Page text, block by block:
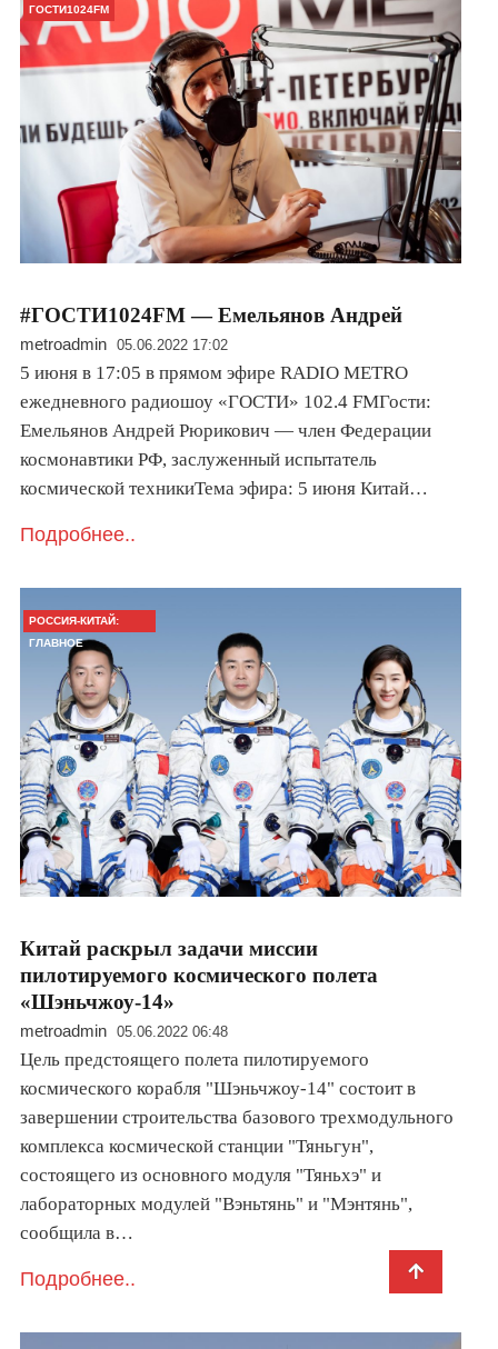
ГОСТИ1024FM
#ГОСТИ1024FM — Емельянов Андрей
metroadmin 05.06.2022 17:02
5 июня в 17:05 в прямом эфире RADIO METRO
ежедневного радиошоу «ГОСТИ» 102.4 FMГости:
Емельянов Андрей Рюрикович — член Федерации
космонавтики РФ, заслуженный испытатель
космической техникиТема эфира: 5 июня Китай…
Подробнее..
РОССИЯ-КИТАЙ:
ГЛАВНОЕ
Китай раскрыл задачи миссии
пилотируемого космического полета
«Шэньчжоу-14»
metroadmin 05.06.2022 06:48
Цель предстоящего полета пилотируемого
космического корабля "Шэньчжоу-14" состоит в
завершении строительства базового трехмодульного
комплекса космической станции "Тяньгун",
состоящего из основного модуля "Тяньхэ" и
лабораторных модулей "Вэньтянь" и "Мэнтянь",
сообщила в…
Подробнее..